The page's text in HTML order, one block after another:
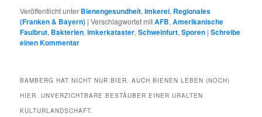
Veröffentlicht unter Bienengesundheit,Imkerei, Regionales
(Franken & Bayern) |Verschlagwortet mitAFB,Amerikanische
Faulbrut, Bakterien,Imkerkataster,Schweinfurt,Sporen |Schreibe
einen Kommentar
BAMBERG HAT NICHT NUR BIER. AUCH BIENEN LEBEN (NOCH)
HIER. UNVERZICHTBARE BESTÄUBER EINER URALTEN
KULTURLANDSCHAFT.